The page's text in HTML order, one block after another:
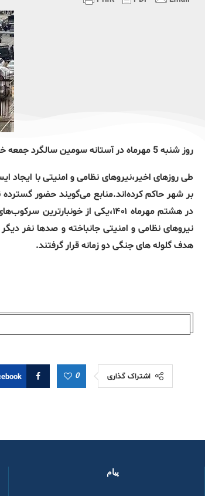
روز شنبه 5 مهرماه در آستانه سومین سالگرد جمعه خونین زاهدان،شهرهای سیستان و بلوچستان شاهد افزایش تدابیر امنیتی هستند.
طی روزهای اخیر،نیروهای نظامی و امنیتی با
در هشتم مهرماه ۱۴۰۱،یکی از
نیروهای نظامی و امنیتی جانباخته و صدها نفر
هدف گلوله های جنگی دو زمانه قرار گرفتند.
اشتراک گذاری 0
پیام